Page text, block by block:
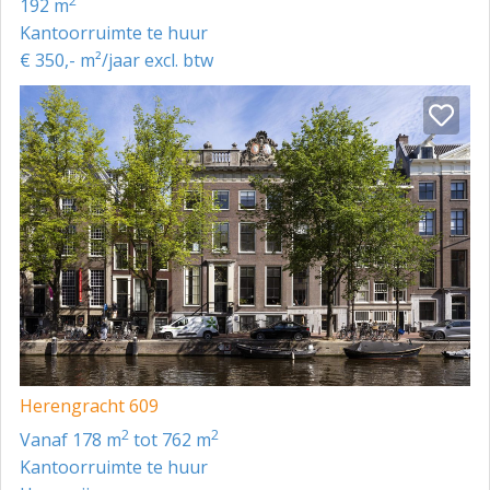
192 m
Kantoorruimte te huur
€ 350,- m²/jaar excl. btw
Herengracht 609
vanaf 178 m2 tot 762 m2
Kantoorruimte te huur